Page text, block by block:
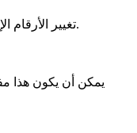
تغيير الأرقام الإيجابية إلى السلبية والعكس بالعكس.
يمكن أن يكون هذا